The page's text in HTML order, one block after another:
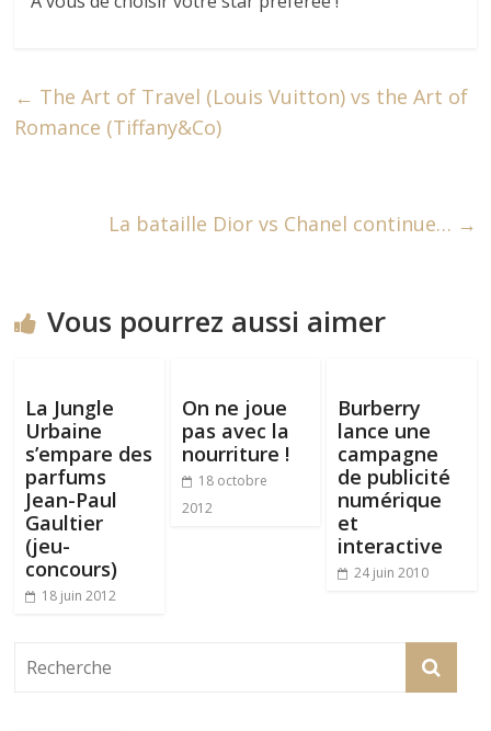
← The Art of Travel (Louis Vuitton) vs the Art of
Romance (Tiffany&Co)
La bataille Dior vs Chanel continue… →
Vous pourrez aussi aimer
La Jungle
Urbaine
s’empare des
parfums
Jean-Paul
Gaultier
(jeu-
concours)
18 juin 2012
On ne joue
pas avec la
nourriture !
18 octobre
2012
Burberry
lance une
campagne
de publicité
numérique
et
interactive
24 juin 2010